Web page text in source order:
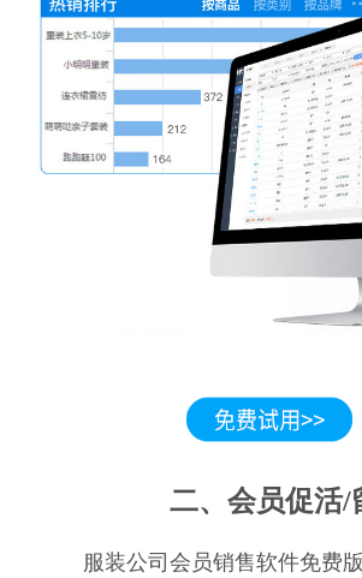
二、会员促活/
服装公司会员销售软件免费